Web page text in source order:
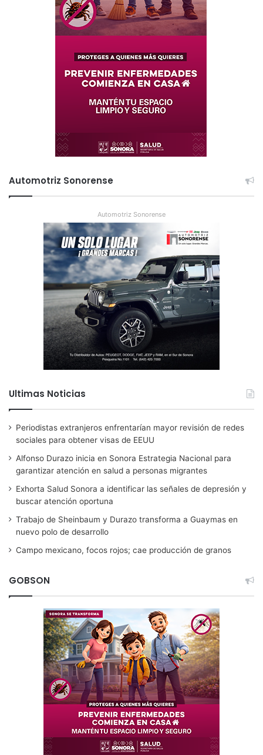
Automotriz Sonorense
Automotriz Sonorense
Ultimas Noticias
Periodistas extranjeros enfrentarían mayor revisión de redes
sociales para obtener visas de EEUU
Alfonso Durazo inicia en Sonora Estrategia Nacional para
garantizar atención en salud a personas migrantes
Exhorta Salud Sonora a identificar las señales de depresión y
buscar atención oportuna
Trabajo de Sheinbaum y Durazo transforma a Guaymas en
nuevo polo de desarrollo
Campo mexicano, focos rojos; cae producción de granos
GOBSON